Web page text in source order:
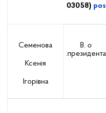
03058)
Семенова
Ксенія
Ігорівна
В. о
.президента